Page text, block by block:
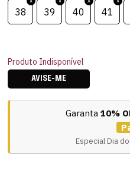
38 39 40 41
Produto Indisponível
AVISE-ME
Garanta 10%
Especial Dia